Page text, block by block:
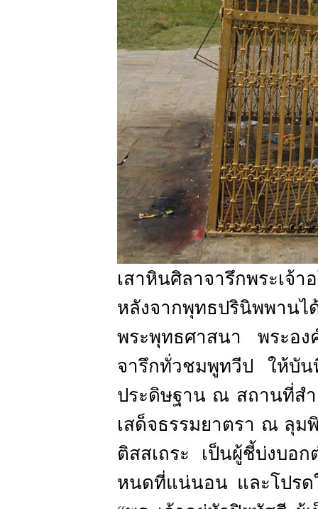
เสาหินศิลาจารึกพระเจ้า
หลังจากพุทธปรินิพพาน
พระพุทธศาสนา พระอ
จารึกทั่วชมพูทวีป ให้บั
ประดิษฐาน ณ สถานที่ส
เสด็จธรรมยาตรา ณ ลุม
ติสสเถระ เป็นผู้ชี้บ่งบอ
หนดที่แน่นอน และโปรด